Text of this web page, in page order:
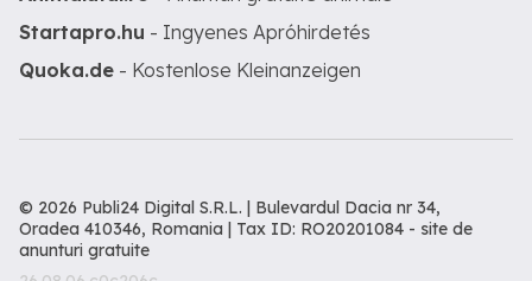
Startapro.hu - Ingyenes Apróhirdetés
Quoka.de - Kostenlose Kleinanzeigen
© 2026 Publi24 Digital S.R.L. | Bulevardul Dacia nr 34,
Oradea 410346, Romania | Tax ID: RO20201084 - site de
anunturi gratuite